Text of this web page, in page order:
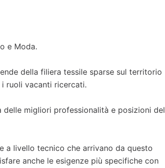
e Moda.
della filiera tessile sparse sul territorio
ruoli vacanti ricercati.
migliori professionalità e posizioni del
a livello tecnico che arrivano da questo
anche le esigenze più specifiche con